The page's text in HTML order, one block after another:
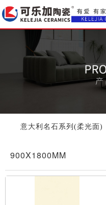
意大利名石系列(柔光面)
900X1800MM